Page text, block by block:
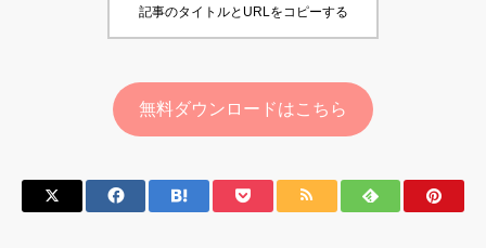
記事のタイトルとURLをコピーする
無料ダウンロードはこちら